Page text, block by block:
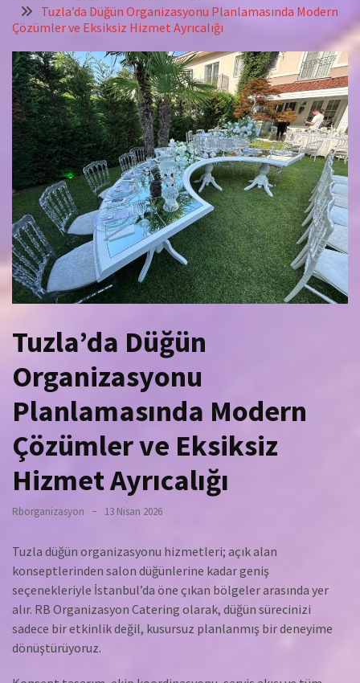
Tuzla’da Düğün Organizasyonu Planlamasında Modern
Çözümler ve Eksiksiz Hizmet Ayrıcalığı
Tuzla’da Düğün
Organizasyonu
Planlamasında Modern
Çözümler ve Eksiksiz
Hizmet Ayrıcalığı
Rborganizasyon 13 Nisan 2026
Tuzla düğün organizasyonu hizmetleri; açık alan
konseptlerinden salon düğünlerine kadar geniş
seçenekleriyle İstanbul’da öne çıkan bölgeler arasında yer
alır. RB Organizasyon Catering olarak, düğün sürecinizi
sadece bir etkinlik değil, kusursuz planlanmış bir deneyime
dönüştürüyoruz.